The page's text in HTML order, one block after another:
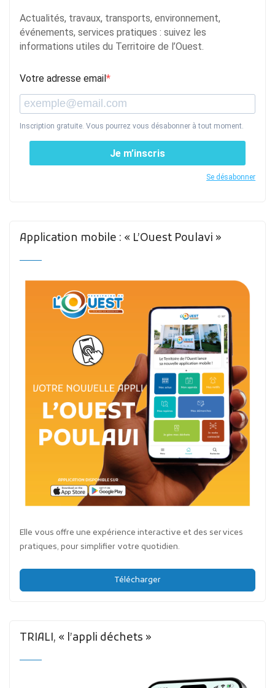
Actualités, travaux, transports, environnement,
événements, services pratiques : suivez les
informations utiles du Territoire de l’Ouest.
Votre adresse email
Inscription gratuite. Vous pourrez vous désabonner à tout moment.
Je m’inscris
Se désabonner
Application mobile : « L’Ouest Poulavi »
Elle vous offre une expérience interactive et des services
pratiques, pour simplifier votre quotidien.
Télécharger
TRIALI, « l’appli déchets »